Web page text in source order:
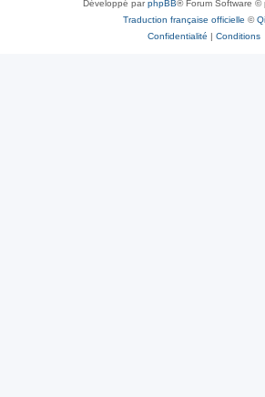
Développé parphpBB® Forum Software ©
Traduction française officielle ©
Confidentialité | Conditions